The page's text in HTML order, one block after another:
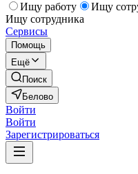
Ищу работу
Ищу
Ищу сотрудника
Сервисы
Помощь
Ещё
Поиск
Белово
Войти
Войти
Зарегистрироваться